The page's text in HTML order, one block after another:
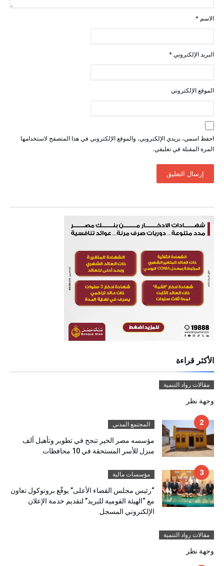
الاسم *
البريد الإلكتروني *
الموقع الإلكتروني
احفظ اسمي، بريدي الإلكتروني، والموقع الإلكتروني في هذا المتصفح لاستخدامها
المرة المقبلة في تعليقي.
الأكثر قراءة
مقالات رواد التنمية
وجهة نظر
المجتمع المدني
مؤسسه مصر الخير تنجح في تطوير وتأهيل ألف
منزل للأسر المستحقة في 10 محافظات
مؤسسات مالية
“رئيس مجلس القضاء الأعلى” يوقّع بروتوكول تعاون
مع “الهيئة القومية للبريد” لتقديم خدمة الإعلان
الإلكتروني المسجل
مقالات رواد التنمية
وجهة نظر